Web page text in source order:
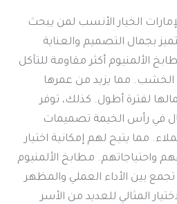
الخيار الأنسب لمن يبحث
بجمال التصميم والعناية
الألمنيوم أكثر مقاومة للتآكل
الخشب. مما يزيد من عمرها
لفترة أطول. كذلك، توفر
في رأس الخيمة تصميمات
مما يتيح لهم إمكانية اختيار
واحتياجاتهم. مطابخ الألمنيوم
بين الأداء العملي والمظهر
المثالي للعديد من الأسر